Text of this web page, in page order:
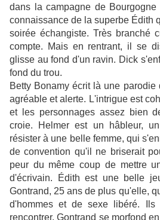
dans la campagne de
connaissance de la superbe Édith
soirée échangiste. Très branché
compte. Mais en rentrant, il se
glisse au fond d'un ravin. Dick
fond du trou.
Betty Bonamy écrit là une parodie
agréable et alerte. L'intrigue est
et les personnages assez bien
croie. Helmer est un hâbleur,
résister à une belle femme, qui
de convention qu'il ne briserait
peur du même coup de mettre
d'écrivain. Édith est une belle
Gontrand, 25 ans de plus qu'elle,
d'hommes et de sexe libéré. Ils
rencontrer. Gontrand se morfond